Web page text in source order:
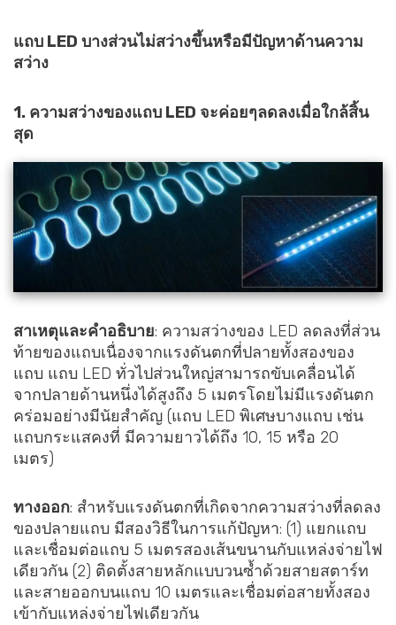
แถบ LED บางส่วนไม่สว่างขึ้นหรือมีปัญหาด้านความ
สว่าง
1. ความสว่างของแถบ LED จะค่อยๆลดลงเมื่อใกล้สิ้น
สุด
สาเหตุและคำอธิบาย: ความสว่างของ LED ลดลงที่ส่วน
ท้ายของแถบเนื่องจากแรงดันตกที่ปลายทั้งสองของ
แถบ แถบ LED ทั่วไปส่วนใหญ่สามารถขับเคลื่อนได้
จากปลายด้านหนึ่งได้สูงถึง 5 เมตรโดยไม่มีแรงดันตก
คร่อมอย่างมีนัยสำคัญ (แถบ LED พิเศษบางแถบ เช่น
แถบกระแสคงที่ มีความยาวได้ถึง 10, 15 หรือ 20
เมตร)
ทางออก: สำหรับแรงดันตกที่เกิดจากความสว่างที่ลดลง
ของปลายแถบ มีสองวิธีในการแก้ปัญหา: (1) แยกแถบ
และเชื่อมต่อแถบ 5 เมตรสองเส้นขนานกับแหล่งจ่ายไฟ
เดียวกัน (2) ติดตั้งสายหลักแบบวนซ้ำด้วยสายสตาร์ท
และสายออกบนแถบ 10 เมตรและเชื่อมต่อสายทั้งสอง
เข้ากับแหล่งจ่ายไฟเดียวกัน